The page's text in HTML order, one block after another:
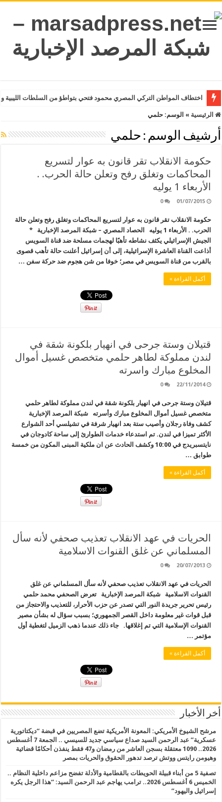
اختطاف المواطن التركي المصري محمود فتحي بتواطؤ من السلطات
الرئيسية » الوسم: حلمي
أرشيف الوسم : حلمي
حكومة الانقلاب تقر قانون به عوار لتسريع
المحاكمات وتغلق رفح وتعلن حالة الحرب. .
الأربعاء 1 يوليه
01/07/2015
0
حكومة الانقلاب تقر قانون به عوار لتسريع المحاكمات وتغلق رفح وتعلن حالة
الحرب. . الأربعاء 1 يوليه الحصاد المصري – شبكة المرصد الإخبارية *
الجيش الإسرائيلي يكثف نشاطه تأهبًا لهجمات مسلحة ضد قناة السويس
أذاعت القناة العاشرة الإسرائيلية، إلى أن إسرائيل أعلنت حالة تأهب قصوى
بالقرب من قناة السويس في مصر؛ خوفا من شن هجوم ضد حركة سفن …
أكمل القراءة »
قتيلان وستة جرحى في انهيار بلكونة شقة في
لندن مملوكة لطاهر حلمي متخصص غسيل أموال
المخلوع مبارك واسرته
22/11/2014
0
قتيلان وستة جرحى في انهيار بلكونة شقة في لندن مملوكة لطاهر حلمي
متخصص غسيل أموال المخلوع مبارك وأسرته شبكة المرصد الإخبارية
كشف وفاة رجلان وأصيب ستة بعد انهيار شرفة في تشيلسي أحد الشوارع
الأكثر تميزا في لندن. تم استدعاء خدمات الطوارئ إلى ساحة كادوجان في
نايتسبريدج في 10:00 وكشف الحادث عن ان ملكية المبنى المكون من خمسة
طوابق …
أكمل القراءة »
الحريات في عهد الانقلاب تعذيب صحفي لأنه سأل
المسلماني عن غلق القنوات الاسلامية
20/07/2013
0
الحريات في عهد الانقلاب تعذيب صحفي لأنه سأل المسلماني عن غلق
القنوات الاسلامية شبكة المرصد الإخبارية تعرض الصحفي محمد حلمي
رئيس تحرير جريدة النور التي تصدر عن حزب الأحرار، للتعذيب والاحتجاز من
قبل قوات غير معلومة داخل القصر الجمهوري؛ بسبب سؤال له بشأن مصير
القنوات الإسلامية التي تم إغلاقها. جاء ذلك عندما ذهب الزميل لتغطية أول
مؤتمر …
أكمل القراءة »
أخر الأخبار
مرشح الشيوخ الأمريكي: المعونة الأمريكية تضع المصريين في قبضة “ديكتاتورية
عسكرية” عبد الرحمن السيد صداع سياسي جديد للسيسي .. الجمعة 7 أغسطس
2026.. 1090 معتقلة بسجن العاشر من رمضان و47 فقط ينفذن أحكامًا قضائية
وهيومن رايتس ووتش ترصد تدهور الحقوق والحريات بمصر
تصفية 5 من أبناء قبيلة الحويطات بالقطامية والأدلة تفضح مزاعم داخلية النظام ..
الخميس 6 أغسطس 2026.. ترامب يهاجم عبد الرحمن السيد: “هذا الرجل يكره
إسرائيل واليهود”